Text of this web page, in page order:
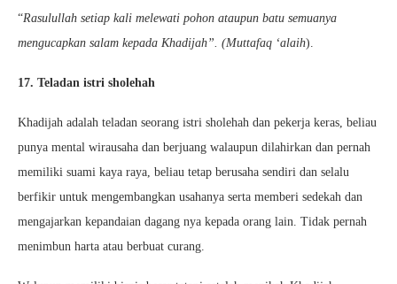
“Rasulullah setiap kali melewati pohon ataupun batu semuanya
mengucapkan salam kepada Khadijah”. (Muttafaq ‘alaih).
17. Teladan istri sholehah
Khadijah adalah teladan seorang istri sholehah dan pekerja keras, beliau
punya mental wirausaha dan berjuang walaupun dilahirkan dan pernah
memiliki suami kaya raya, beliau tetap berusaha sendiri dan selalu
berfikir untuk mengembangkan usahanya serta memberi sedekah dan
mengajarkan kepandaian dagang nya kepada orang lain. Tidak pernah
menimbun harta atau berbuat curang.